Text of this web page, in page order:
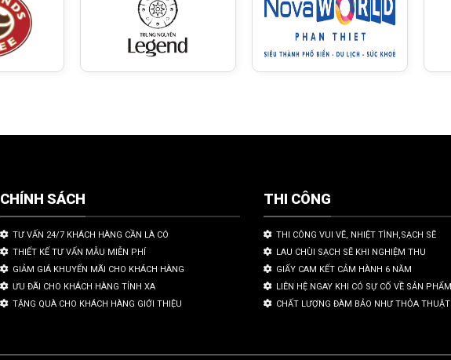
CHÍNH SÁCH
TƯ VẤN 24/7 KHÁCH HÀNG CẦN LÀ CÓ
THIẾT KẾ TƯ VẤN MẪU MIỄN PHÍ
GIẢM GIÁ KHUYẾN MÃI CHO KHÁCH HÀNG
ƯU ĐÃI CHO KHÁCH HÀNG TỈNH XA
TẶNG QUÀ CHO KHÁCH HÀNG GIỚI THIỆU
THI CÔNG
THI CÔNG VUI VẼ, NHIỆT TÌNH,SẠCH SẼ
LAU CHÙI SẠCH SẼ KHI NGHIỆM THU
GIẤY CAM KẾT CẢM HÀNH 6 NĂM
LIÊN HỆ NGAY KHI CÓ SỰ CỐ VỀ SẢN PHẨM
CHẤT LƯỢNG ĐÀM BẢO NHƯ THỎA THUẬT